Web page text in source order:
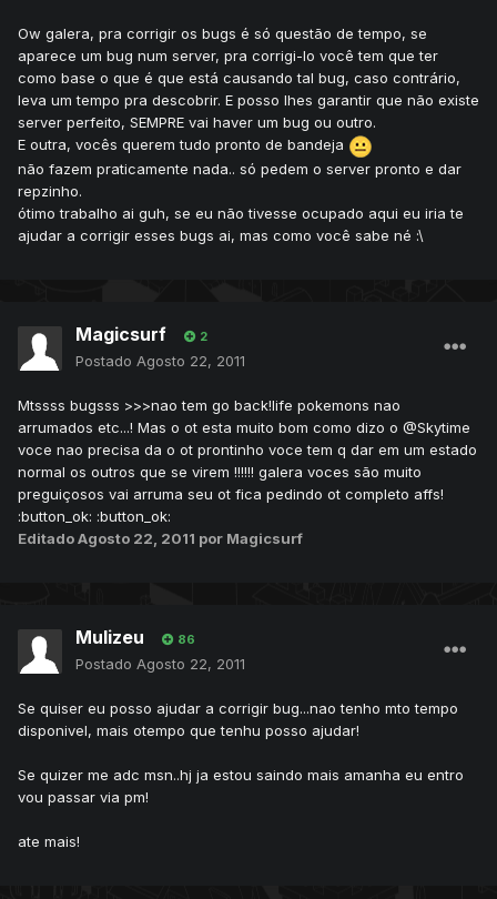
Ow galera, pra corrigir os bugs é só questão de tempo, se
aparece um bug num server, pra corrigi-lo você tem que ter
como base o que é que está causando tal bug, caso contrário,
leva um tempo pra descobrir. E posso lhes garantir que não existe
server perfeito, SEMPRE vai haver um bug ou outro.
E outra, vocês querem tudo pronto de bandeja
não fazem praticamente nada.. só pedem o server pronto e dar
repzinho.
ótimo trabalho ai guh, se eu não tivesse ocupado aqui eu iria te
ajudar a corrigir esses bugs ai, mas como você sabe né :\
Magicsurf 2
Postado Agosto 22, 2011
Mtssss bugsss >>>nao tem go back!life pokemons nao
arrumados etc...! Mas o ot esta muito bom como dizo o @Skytime
voce nao precisa da o ot prontinho voce tem q dar em um estado
normal os outros que se virem !!!!!! galera voces são muito
preguiçosos vai arruma seu ot fica pedindo ot completo affs!
:button_ok: :button_ok:
EditadoAgosto 22, 2011 por Magicsurf
Mulizeu 86
Postado Agosto 22, 2011
Se quiser eu posso ajudar a corrigir bug...nao tenho mto tempo
disponivel, mais otempo que tenhu posso ajudar!
Se quizer me adc msn..hj ja estou saindo mais amanha eu entro
vou passar via pm!
ate mais!